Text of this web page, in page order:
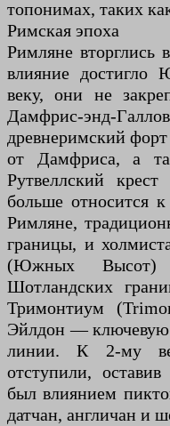
топонимах, таких
Римская эпоха
Римляне
влияние
веку, они не
Дамфрис-энд-
древнеримский
от Дамфриса, а
Рутвеллский
больше относится к
Римляне,
границы, и
(Южных Высот)
Шотландских
Тримонтиум
Эйлдон — ключевую
линии. К 2-му
отступили,
был влиянием
датчан, англичан и